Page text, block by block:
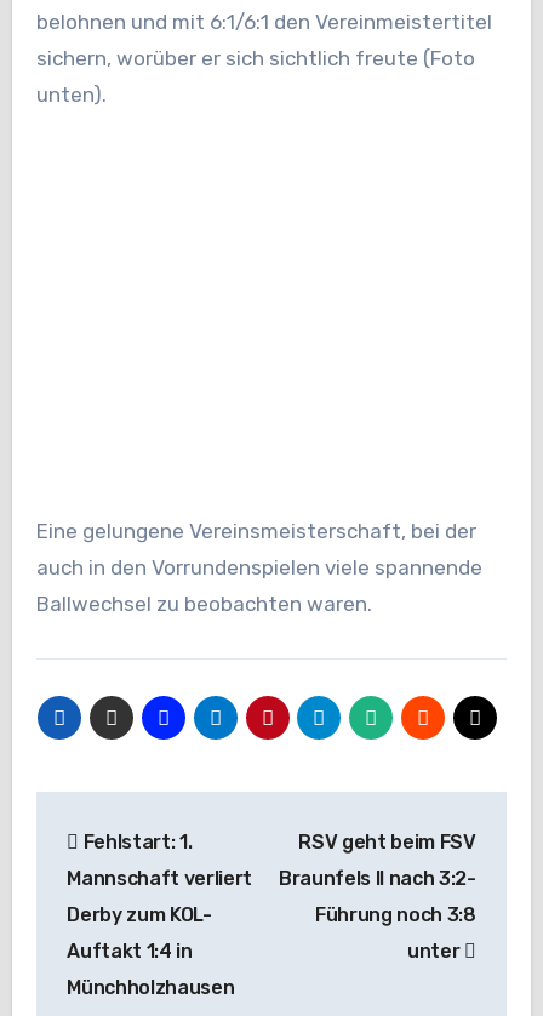
belohnen und mit 6:1/6:1 den Vereinmeistertitel
sichern, worüber er sich sichtlich freute (Foto
unten).
Eine gelungene Vereinsmeisterschaft, bei der
auch in den Vorrundenspielen viele spannende
Ballwechsel zu beobachten waren.
Fehlstart: 1.
Mannschaft verliert
Derby zum KOL-
Auftakt 1:4 in
Münchholzhausen
RSV geht beim FSV
Braunfels II nach 3:2-
Führung noch 3:8
unter